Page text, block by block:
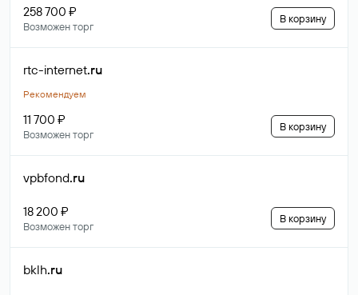
258 700 ₽
Возможен торг
В корзину
rtc-internet.ru
Рекомендуем
11 700 ₽
Возможен торг
В корзину
vpbfond.ru
18 200 ₽
Возможен торг
В корзину
bklh.ru